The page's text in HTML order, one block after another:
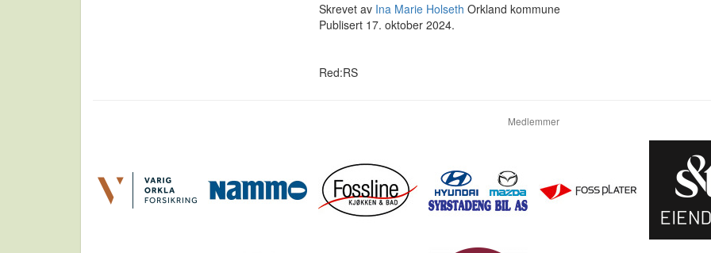
Skrevet av Ina Marie Holseth Orkland kommune
Publisert 17. oktober 2024.
Red:RS
Medlemmer